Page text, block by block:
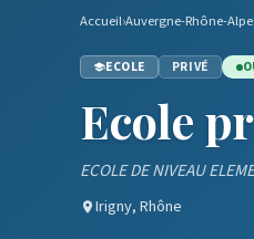
Accueil›Auvergne-Rhône-
ECOLE PRIVÉ
Ecole
ECOLE DE NIVEAU
Irigny, Rhône